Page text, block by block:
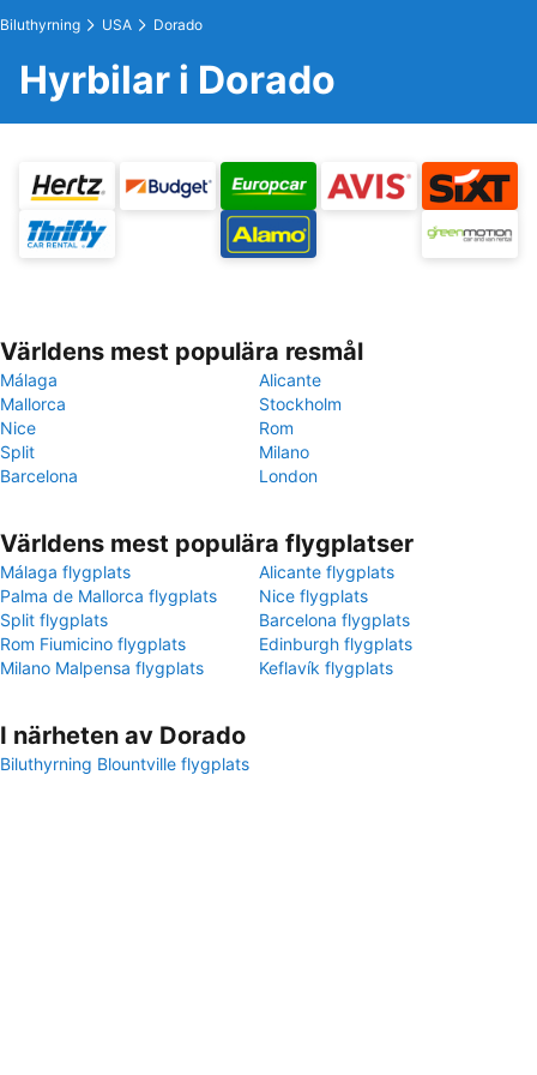
Biluthyrning USA Dorado
Hyrbilar i Dorado
Världens mest populära resmål
Málaga
Alicante
Mallorca
Stockholm
Nice
Rom
Split
Milano
Barcelona
London
Världens mest populära flygplatser
Málaga flygplats
Alicante flygplats
Palma de Mallorca flygplats
Nice flygplats
Split flygplats
Barcelona flygplats
Rom Fiumicino flygplats
Edinburgh flygplats
Milano Malpensa flygplats
Keflavík flygplats
I närheten av Dorado
Biluthyrning Blountville flygplats